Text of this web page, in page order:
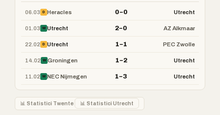
06.03 D Heracles 0–0 Utrecht
01.03 W Utrecht 2–0 AZ Alkmaar
22.02 D Utrecht 1–1 PEC Zwolle
14.02 W Groningen 1–2 Utrecht
11.02 W NEC Nijmegen 1–3 Utrecht
📊 Statistici Twente 📊 Statistici Utrecht